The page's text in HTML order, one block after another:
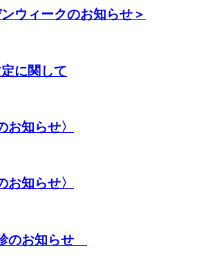
ウィークのお知らせ＞
に関して
お知らせ〉
お知らせ〉
のお知らせ